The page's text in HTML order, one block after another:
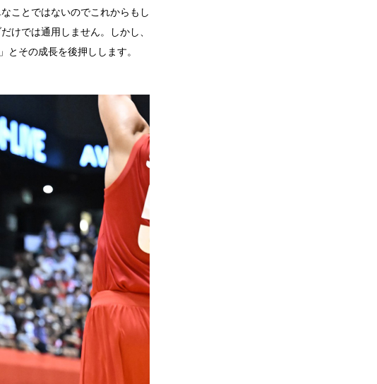
ことではないのでこれからもし
けでは通用しません。しかし、
その成長を後押しします。